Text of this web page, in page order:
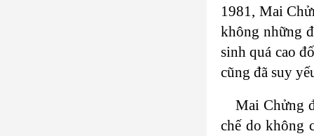
1981, Mai
không những
sinh quá cao
cũng đã suy
Mai Chửng
chế do không